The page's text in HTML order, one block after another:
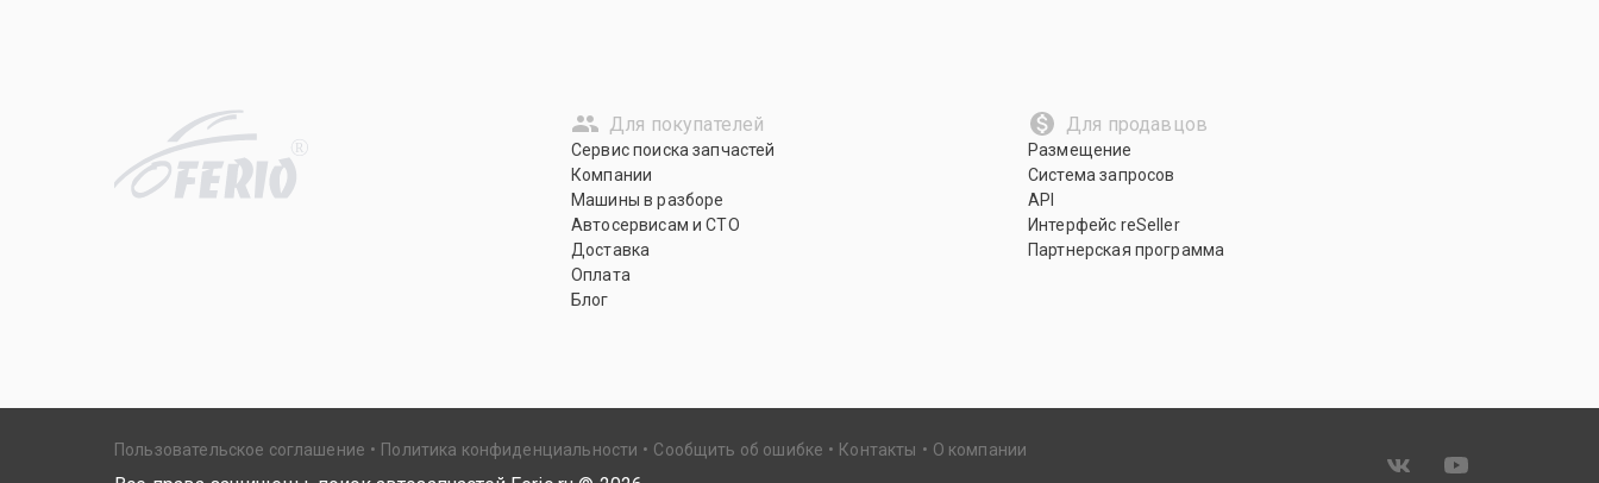
R
Для покупателей
Сервис поиска запчастей
Компании
Машины в разборе
Автосервисам и СТО
Доставка
Оплата
Блог
Для продавцов
Размещение
Система запросов
API
Интерфейс reSeller
Партнерская программа
Пользовательское соглашение Политика конфиденциальности Сообщить об ошибке Контакты О компании